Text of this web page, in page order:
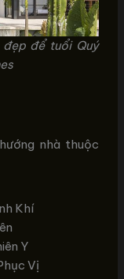
để tuổi Quý
nhà thuộc
Khí
Y
Vị